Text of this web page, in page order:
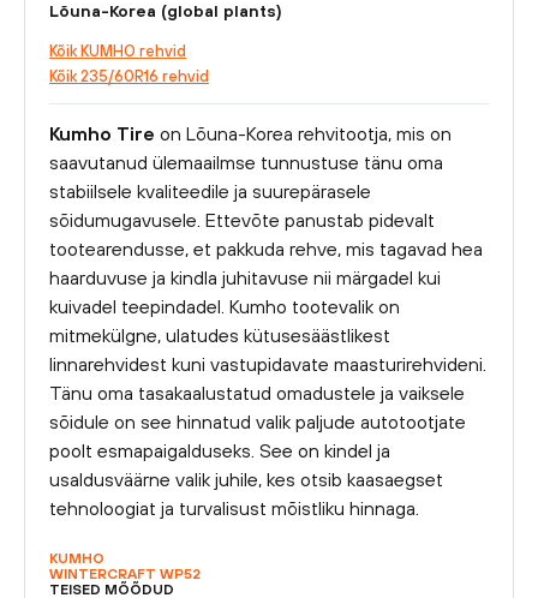
Lõuna-Korea (global plants)
Kõik KUMHO rehvid
Kõik 235/60R16 rehvid
Kumho Tire on Lõuna-Korea rehvitootja, mis on
saavutanud ülemaailmse tunnustuse tänu oma
stabiilsele kvaliteedile ja suurepärasele
sõidumugavusele. Ettevõte panustab pidevalt
tootearendusse, et pakkuda rehve, mis tagavad hea
haarduvuse ja kindla juhitavuse nii märgadel kui
kuivadel teepindadel. Kumho tootevalik on
mitmekülgne, ulatudes kütusesäästlikest
linnarehvidest kuni vastupidavate maasturirehvideni.
Tänu oma tasakaalustatud omadustele ja vaiksele
sõidule on see hinnatud valik paljude autotootjate
poolt esmapaigalduseks. See on kindel ja
usaldusväärne valik juhile, kes otsib kaasaegset
tehnoloogiat ja turvalisust mõistliku hinnaga.
KUMHO
WINTERCRAFT WP52
TEISED MÕÕDUD